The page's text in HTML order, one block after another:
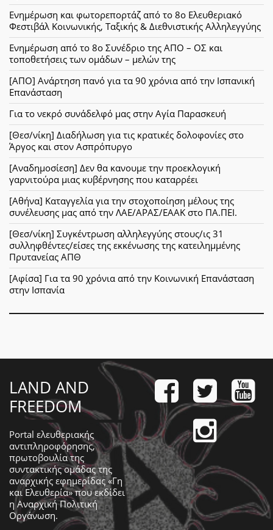
Ενημέρωση και φωτορεπορτάζ από το 8ο Ελευθεριακό
Φεστιβάλ Κοινωνικής, Ταξικής & Διεθνιστικής Αλληλεγγύης
Ενημέρωση από το 8ο Συνέδριο της ΑΠΟ – ΟΣ και
τοποθετήσεις των ομάδων – μελών της
[ΑΠΟ] Ανάρτηση πανό για τα 90 χρόνια από την Ισπανική
Επανάσταση
Για το νεκρό συνάδελφό μας στην Αγία Παρασκευή
[Θεσ/νίκη] Διαδήλωση για τις κρατικές δολοφονίες στο
Άργος και στον Ασπρόπυργο
[Αναδημοσίεση] Δεν θα κανουμε την προεκλογική
γαρνιτούρα μιας κυβέρνησης που καταρρέει
[Αθήνα] Καταγγελία για την στοχοποίηση μέλους της
συνέλευσης μας από την ΛΑΕ/ΑΡΑΣ/ΕΑΑΚ στο ΠΑ.ΠΕΙ.
[Θεσ/νίκη] Συγκέντρωση αλληλεγγύης στους/ις 31
συλληφθέντες/είσες της εκκένωσης της κατειλημμένης
Πρυτανείας ΑΠΘ
[Αφίσα] Για τα 90 χρόνια από την Κοινωνική Επανάσταση
στην Ισπανία
LAND AND
FREEDOM
Portal ελευθεριακής
αντιπληροφόρησης,
πρωτοβουλία της
συντακτικής ομάδας της
αναρχικής εφημερίδας «Γη
και Ελευθερία» που εκδίδει
ηΑναρχική Πολιτική
Οργάνωση.